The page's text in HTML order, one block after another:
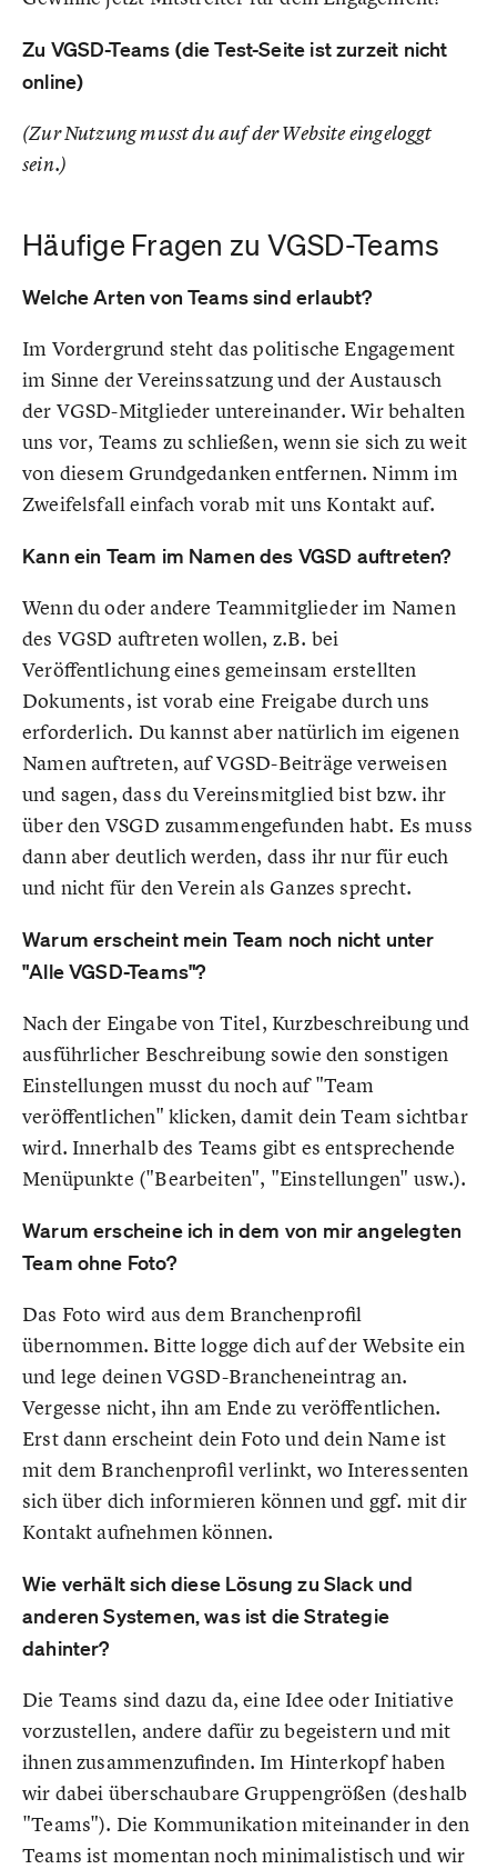
Zu VGSD-Teams (die Test-Seite ist zurzeit nicht
online)
(Zur Nutzung musst du auf der Website eingeloggt
sein.)
Häufige Fragen zu VGSD-Teams
Welche Arten von Teams sind erlaubt?
Im Vordergrund steht das politische Engagement
im Sinne der Vereinssatzung und der Austausch
der VGSD-Mitglieder untereinander. Wir behalten
uns vor, Teams zu schließen, wenn sie sich zu weit
von diesem Grundgedanken entfernen. Nimm im
Zweifelsfall einfach vorab mit uns Kontakt auf.
Kann ein Team im Namen des VGSD auftreten?
Wenn du oder andere Teammitglieder im Namen
des VGSD auftreten wollen, z.B. bei
Veröffentlichung eines gemeinsam erstellten
Dokuments, ist vorab eine Freigabe durch uns
erforderlich. Du kannst aber natürlich im eigenen
Namen auftreten, auf VGSD-Beiträge verweisen
und sagen, dass du Vereinsmitglied bist bzw. ihr
über den VSGD zusammengefunden habt. Es muss
dann aber deutlich werden, dass ihr nur für euch
und nicht für den Verein als Ganzes sprecht.
Warum erscheint mein Team noch nicht unter
"Alle VGSD-Teams"?
Nach der Eingabe von Titel, Kurzbeschreibung und
ausführlicher Beschreibung sowie den sonstigen
Einstellungen musst du noch auf "Team
veröffentlichen" klicken, damit dein Team sichtbar
wird. Innerhalb des Teams gibt es entsprechende
Menüpunkte ("Bearbeiten", "Einstellungen" usw.).
Warum erscheine ich in dem von mir angelegten
Team ohne Foto?
Das Foto wird aus dem Branchenprofil
übernommen. Bitte logge dich auf der Website ein
und lege deinen VGSD-Brancheneintrag an.
Vergesse nicht, ihn am Ende zu veröffentlichen.
Erst dann erscheint dein Foto und dein Name ist
mit dem Branchenprofil verlinkt, wo Interessenten
sich über dich informieren können und ggf. mit dir
Kontakt aufnehmen können.
Wie verhält sich diese Lösung zu Slack und
anderen Systemen, was ist die Strategie
dahinter?
Die Teams sind dazu da, eine Idee oder Initiative
vorzustellen, andere dafür zu begeistern und mit
ihnen zusammenzufinden. Im Hinterkopf haben
wir dabei überschaubare Gruppengrößen (deshalb
"Teams"). Die Kommunikation miteinander in den
Teams ist momentan noch minimalistisch und wir